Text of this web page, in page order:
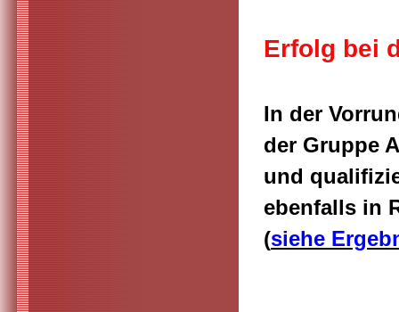
Erfolg bei
In der
der Gruppe
und
ebenfalls in
(siehe